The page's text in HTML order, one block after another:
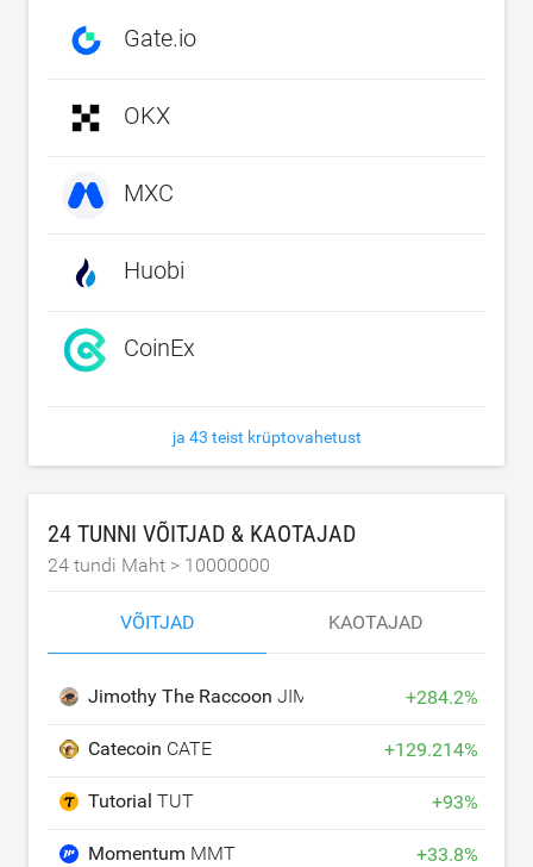
Gate.io
OKX
MXC
Huobi
CoinEx
ja 43 teist krüptovahetust
24 TUNNI VÕITJAD & KAOTAJAD
24 tundi Maht > 10000000
VÕITJAD KAOTAJAD
Jimothy The Raccoon JIMOTHY +284.2%
Catecoin CATE +129.214%
Tutorial TUT +93%
Momentum MMT +33.8%